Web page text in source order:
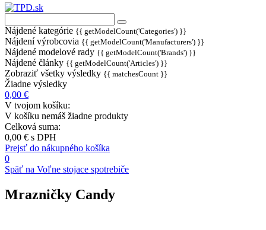
Nájdené kategórie {{ getModelCount('Categories') }}
Nájdení výrobcovia {{ getModelCount('Manufacturers') }}
Nájdené modelové rady {{ getModelCount('Brands') }}
Nájdené články {{ getModelCount('Articles') }}
Zobraziť všetky výsledky {{ matchesCount }}
Žiadne výsledky
0,00 €
V tvojom košíku:
V košíku nemáš žiadne produkty
Celková suma:
0,00 € s DPH
Prejsť do nákupného košíka
0
Späť na Voľne stojace spotrebiče
Mrazničky Candy